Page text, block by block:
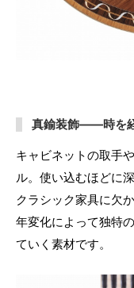
真鍮装飾——時を
キャビネットの取手
ル。使い込むほどに
クラシック家具に欠
年変化によって独特
ていく素材です。